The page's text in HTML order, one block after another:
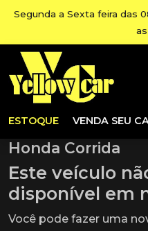
Segunda a Sexta feira das
ESTOQUE VENDA SEU
Honda Corrida
Este veículo
disponível em
Você pode fazer uma